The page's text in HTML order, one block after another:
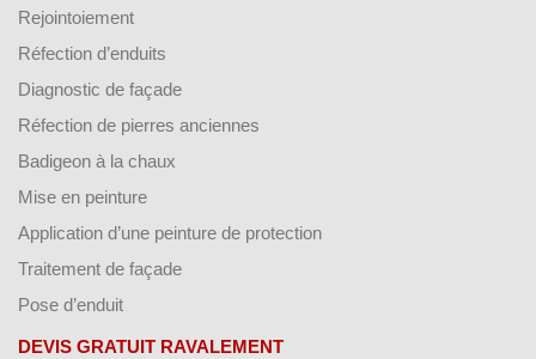
Rejointoiement
Réfection d’enduits
Diagnostic de façade
Réfection de pierres anciennes
Badigeon à la chaux
Mise en peinture
Application d’une peinture de protection
Traitement de façade
Pose d’enduit
DEVIS GRATUIT RAVALEMENT